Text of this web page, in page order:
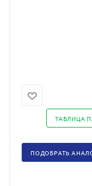
ТАБЛИЦА
ПОДОБРАТЬ